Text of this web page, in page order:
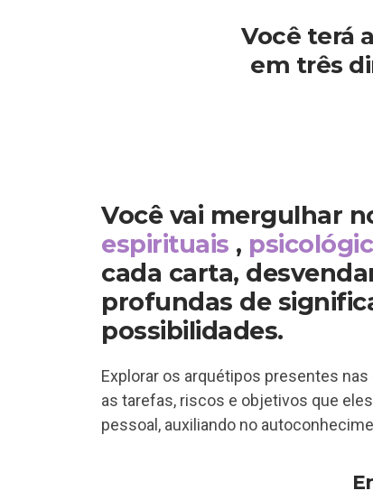
Você terá
em três
Você vai mergulhar
espirituais ,
cada carta,
profundas de
possibilidades.
Explorar os arquétipos presentes
as tarefas, riscos e objetivos que
pessoal, auxiliando no